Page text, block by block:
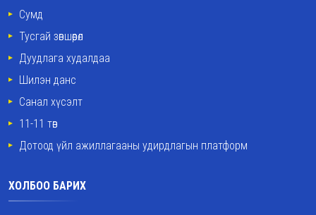
Сумд
Тусгай зөвшөөрөл
Дуудлага худалдаа
Шилэн данс
Санал хүсэлт
11-11 төв
Дотоод үйл ажиллагааны удирдлагын платформ
ХОЛБОО БАРИХ